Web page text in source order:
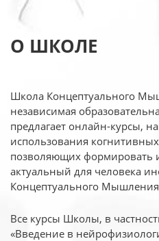
О ШКОЛЕ
Школа Концептуального
независимая
предлагает онлайн-курсы,
использования когнитивных
позволяющих формировать
актуальный для человека
Концептуального
Все курсы Школы, в
«Введение в